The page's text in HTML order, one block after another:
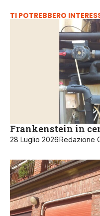
TI POTREBBERO
Frankenstein in
28 Luglio 2026Redazione